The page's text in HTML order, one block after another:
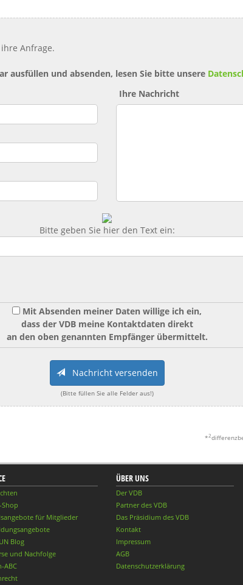
Anfrage.
ausfüllen und absenden, lesen Sie bitte unsere
Ihre Nachricht
Bitte geben Sie hier den Text ein:
Mit Absenden meiner Daten willige ich ein,
dass der VDB meine Kontaktdaten direkt
an den oben genannten Empfänger übermittelt.
Nachricht versenden
(Bitte füllen Sie alle Felder aus!)
*2
Shop
für Mitglieder
Blog
und Nachfolge
ABC
ÜBER UNS
Der VDB
Partner des VDB
Das Präsidium des VDB
Kontakt
Impressum
AGB
Datenschutzerklärung